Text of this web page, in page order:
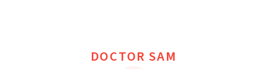
DOCTOR SAM